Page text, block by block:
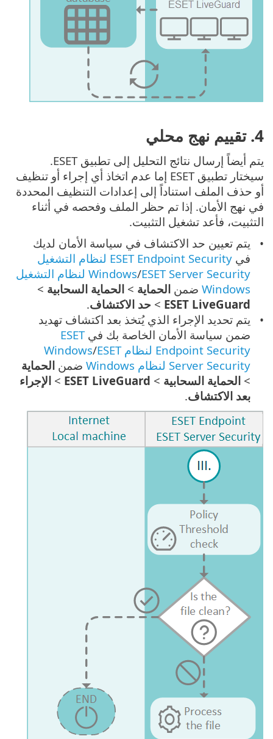
‎4. تقييم نهج محلي
يتم أيضاً إرسال نتائج التحليل إلى تطبيق ESET.
سيختار تطبيق ESET إما عدم اتخاذ أي إجراء أو تنظيف
أو حذف الملف استناداً إلى إعدادات التنظيف المحددة
في نهج الأمان. إذا تم حظر الملف وفحصه في أثناء
التثبيت، فأعد تشغيل التثبيت.
يتم تعيين حد الاكتشاف في سياسة الأمان لديك
في
ESET Endpoint Security لنظام التشغيل
Windows/
ESET Server Security لنظام التشغيل
Windows ضمنالحماية >الحماية السحابية >
ESET LiveGuard
> حد الاكتشاف.
يتم تحديد الإجراء الذي يُتخذ بعد اكتشاف تهديد
ضمن سياسة الأمان الخاصة بك فيESET
Endpoint Security لنظام Windows
/ESET
Server Security لنظام Windows
ضمنالحماية
>الحماية السحابية >
ESET LiveGuard
>الإجراء
بعد الاكتشاف.